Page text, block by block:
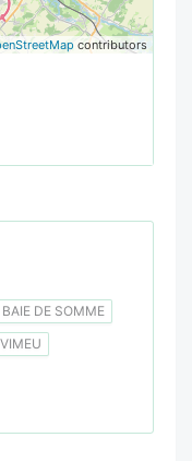
contributors
DE SOMME